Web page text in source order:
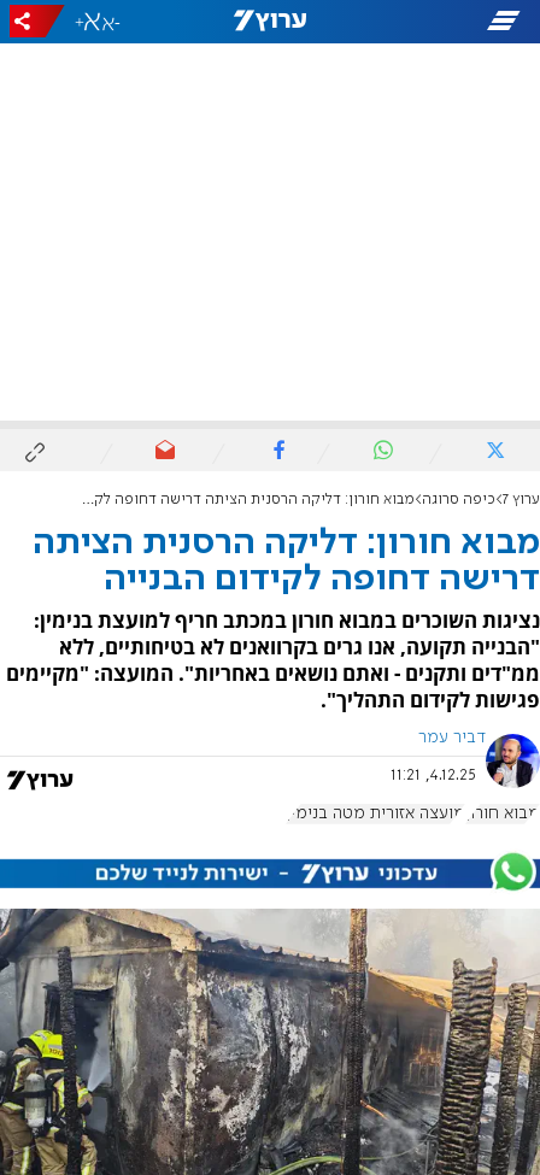
-
+
ערוץ 7 כיפה סרוגה מבוא חורון: דליקה הרסנית הציתה דרישה דחופה לקידום הבנייה
מבוא חורון: דליקה הרסנית הציתה
דרישה דחופה לקידום הבנייה
נציגות השוכרים במבוא חורון במכתב חריף למועצת בנימין:
"הבנייה תקועה, אנו גרים בקרוואנים לא בטיחותיים, ללא
ממ"דים ותקנים - ואתם נושאים באחריות". המועצה: "מקיימים
פגישות לקידום התהליך".
דביר עמר
4.12.25, 11:21
מבוא חורון מועצה אזורית מטה בנימין